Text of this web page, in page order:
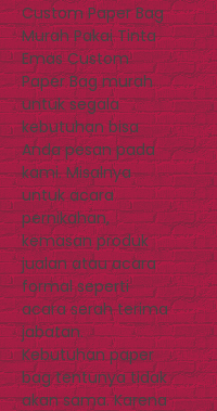
Custom Paper Bag
Murah Pakai Tinta
Emas Custom
Paper Bag murah
untuk segala
kebutuhan bisa
Anda pesan pada
kami. Misalnya
untuk acara
pernikahan,
kemasan produk
jualan atau acara
formal seperti
acara serah terima
jabatan.
Kebutuhan paper
bag tentunya tidak
akan sama. Karena